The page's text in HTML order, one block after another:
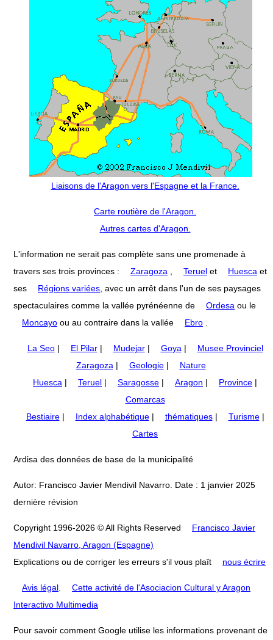
Liaisons de l'Aragon vers l'Espagne et la France.
Carte routière de l'Aragon.
Autres cartes d'Aragon.
L'information ne serait pas complète sans une promenade à
travers ses trois provinces :
Zaragoza Teruel et Huesca et
ses
Régions variées , avec un arrêt dans l'un de ses paysages
spectaculaires comme la vallée pyrénéenne de
Ordesa ou le
Moncayo ou au contraire dans la vallée Ebro
La Seo| El Pilar| Mudejar| Goya |
Musee Provinciel
Zaragoza | Geologie|
Nature
Huesca | Teruel | Saragosse | Aragon | Province |
Comarcas
Bestiaire| Index alphabétique| thématiques| Turisme|
Cartes
Ardisa des données de base de la municipalité
Autor: Francisco Javier Mendivil Navarro. Date : 1 janvier 2025
dernière révision
Copyright 1996-2026 © All Rights Reserved
Francisco Javier
Mendivil Navarro, Aragon (Espagne)
Explications ou de corriger les erreurs s'il vous plaît
nous écrire
Avis légal
Cette activité de l'Asociacion Cultural y Aragon
Interactivo Multimedia
Pour savoir comment Google utilise les informations provenant de